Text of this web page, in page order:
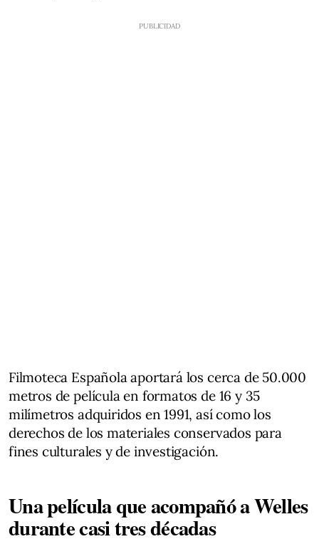
Filmoteca Española aportará los cerca de 50.000
metros de película en formatos de 16 y 35
milímetros adquiridos en 1991, así como los
derechos de los materiales conservados para
fines culturales y de investigación.
Una película que acompañó a Welles
durante casi tres décadas